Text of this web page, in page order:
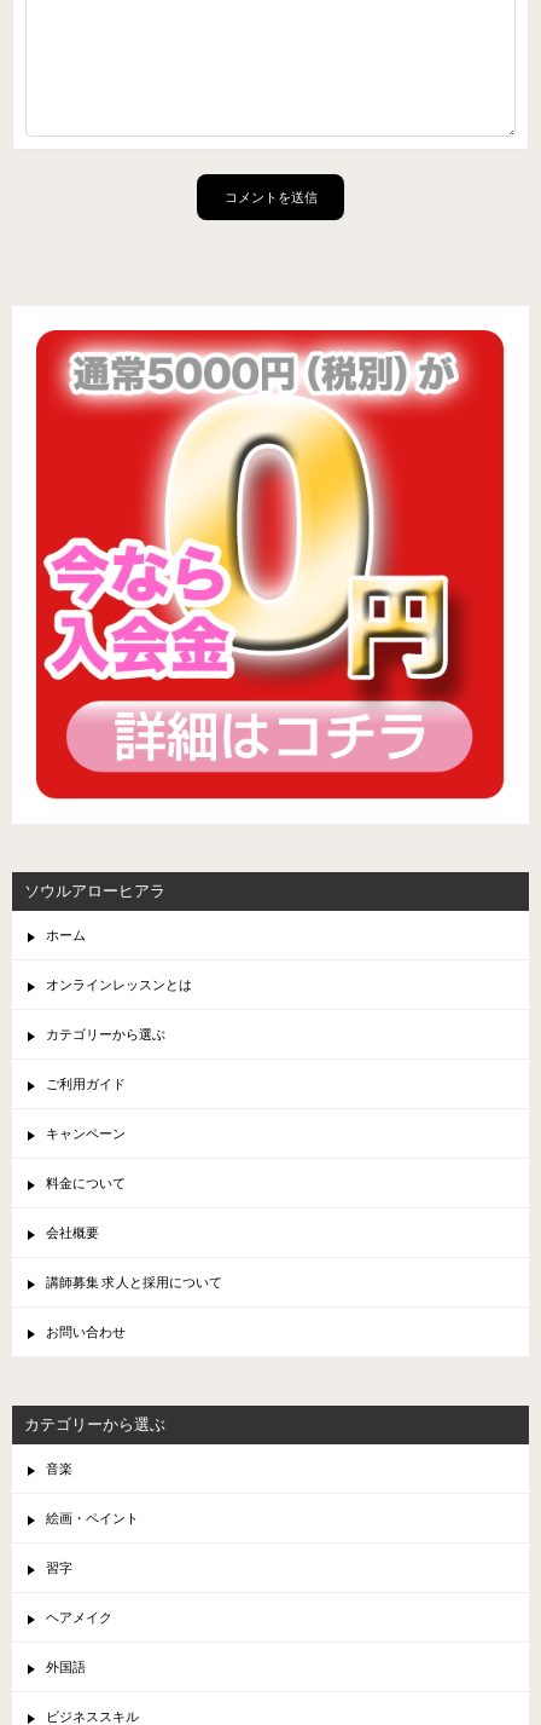
ソウルアローヒアラ
ホーム
オンラインレッスンとは
カテゴリーから選ぶ
ご利用ガイド
キャンペーン
料金について
会社概要
講師募集 求人と採用について
お問い合わせ
カテゴリーから選ぶ
音楽
絵画・ペイント
習字
ヘアメイク
外国語
ビジネススキル